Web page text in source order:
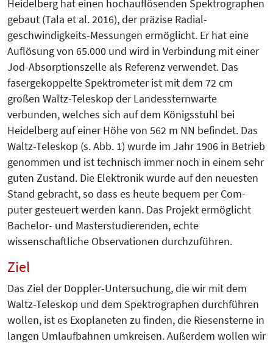
Heidelberg hat einen hoch­auflösenden Spektrographen
gebaut (Tala et al. 2016), der präzise Ra­dial­
geschwindigkeits-Messungen ermöglicht. Er hat eine
Auflösung von 65.000 und wird in Verbindung mit einer
Jod-Absorptionszelle als Referenz verwendet. Das
fasergekoppelte Spek­tro­meter ist mit dem 72 cm
großen Waltz-Teleskop der Landes­stern­war­te
verbunden, welches sich auf dem Königsstuhl bei
Heidel­berg auf einer Höhe von 562 m NN befindet. Das
Waltz-Teleskop (s. Abb. 1) wurde im Jahr 1906 in Betrieb
genommen und ist technisch immer noch in einem sehr
guten Zustand. Die Elektronik wurde auf den neuesten
Stand gebracht, so dass es heute bequem per Com­
puter gesteuert werden kann. Das Projekt ermöglicht
Bachelor- und Mas­terstudierenden, echte
wissenschaftliche Observationen durchzuführen.
Ziel
Das Ziel der Doppler-Untersuchung, die wir mit dem
Waltz-Teleskop und dem Spektrographen durchführen
wollen, ist es Exoplaneten zu finden, die Riesensterne in
langen Umlaufbahnen umkreisen. Außerdem wollen wir